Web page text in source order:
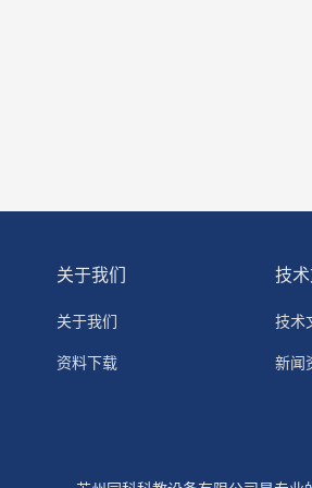
关于我们
关于我们
资料下载
技
技术
新闻